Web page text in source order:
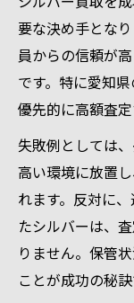
要な決め手とな
員からの信頼が
です。特に愛知
優先的に高額査定
失敗例としては
高い環境に放置
れます。反対に
たシルバーは、
りません。保管
ことが成功の秘訣